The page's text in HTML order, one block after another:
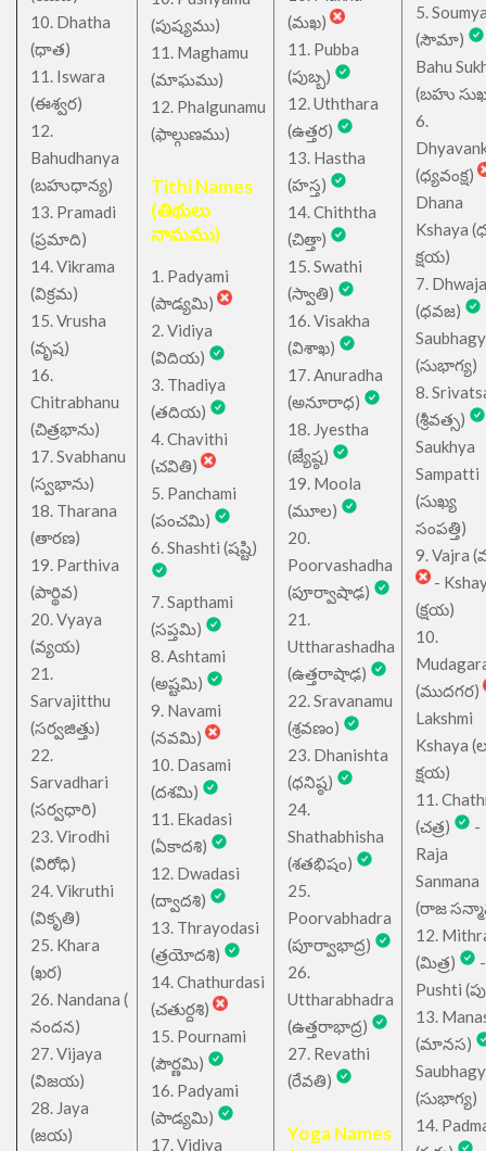
10. Dhatha
(ధాత)
11. Iswara
(ఈశ్వర)
12.
Bahudhanya
(బహుధాన్య)
13. Pramadi
(ప్రమాది)
14. Vikrama
(విక్రమ)
15. Vrusha
(వృష)
16.
Chitrabhanu
(చిత్రభాను)
17. Svabhanu
(స్వభాను)
18. Tharana
(తారణ)
19. Parthiva
(పార్థివ)
20. Vyaya
(వ్యయ)
21.
Sarvajitthu
(సర్వజిత్తు)
22.
Sarvadhari
(సర్వధారి)
23. Virodhi
(విరోధి)
24. Vikruthi
(వికృతి)
25. Khara
(ఖర)
26. Nandana (
నందన)
27. Vijaya
(విజయ)
28. Jaya
(జయ)
(పుష్యము)
11. Maghamu
(మాఘము)
12. Phalgunamu
(ఫాల్గుణము)
Tithi Names
(తిథులు
నామము)
1. Padyami
(పాడ్యమి)
2. Vidiya
(విదియ)
3. Thadiya
(తదియ)
4. Chavithi
(చవితి)
5. Panchami
(పంచమి)
6. Shashti (షష్టి)
7. Sapthami
(సప్తమి)
8. Ashtami
(అష్టమి)
9. Navami
(నవమి)
10. Dasami
(దశమి)
11. Ekadasi
(ఏకాదశి)
12. Dwadasi
(ద్వాదశి)
13. Thrayodasi
(త్రయోదశి)
14. Chathurdasi
(చతుర్దశి)
15. Pournami
(పౌర్ణమి)
16. Padyami
(పాడ్యమి)
17. Vidiya
(మఖ)
11. Pubba
(పుబ్బ)
12. Uththara
(ఉత్తర)
13. Hastha
(హస్త)
14. Chiththa
(చిత్తా)
15. Swathi
(స్వాతి)
16. Visakha
(విశాఖ)
17. Anuradha
(అనూరాధ)
18. Jyestha
(జ్యేష్ఠ)
19. Moola
(మూల)
20.
Poorvashadha
(పూర్వాషాఢ)
21.
Uttharashadha
(ఉత్తరాషాఢ)
22. Sravanamu
(శ్రవణం)
23. Dhanishta
(ధనిష్ఠ)
24.
Shathabhisha
(శతభిషం)
25.
Poorvabhadra
(పూర్వాభాద్ర)
26.
Uttharabhadra
(ఉత్తరాభాద్ర)
27. Revathi
(రేవతి)
Yoga Names
5.
(సౌమా)
Bahu
(బహు
6.
(ధ్యవంక్ష)
Dhana
Kshaya
క్షయ)
7. Dhwaja
(ధవజ)
(సుభాగ్య)
8.
(శ్రీవత్స)
Saukhya
Sampatti
(సుఖ్య
సంపత్తి)
9. Vajra
-
(క్షయ)
10.
(ముదగర)
Lakshmi
Kshaya
క్షయ)
11.
(చత్ర)
-
Raja
Sanmana
(రాజ
12.
(మిత్ర)
-
Pushti
13.
(మానస)
(సుభాగ్య)
14.